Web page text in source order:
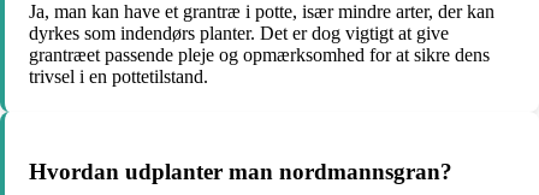
Ja, man kan have et grantræ i potte, især mindre arter, der kan
dyrkes som indendørs planter. Det er dog vigtigt at give
grantræet passende pleje og opmærksomhed for at sikre dens
trivsel i en pottetilstand.
Hvordan udplanter man nordmannsgran?